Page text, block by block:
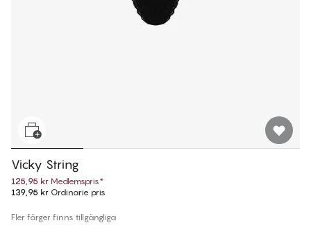
Vicky String
125,95 kr Medlemspris*
139,95 kr Ordinarie pris
Fler färger finns tillgängliga